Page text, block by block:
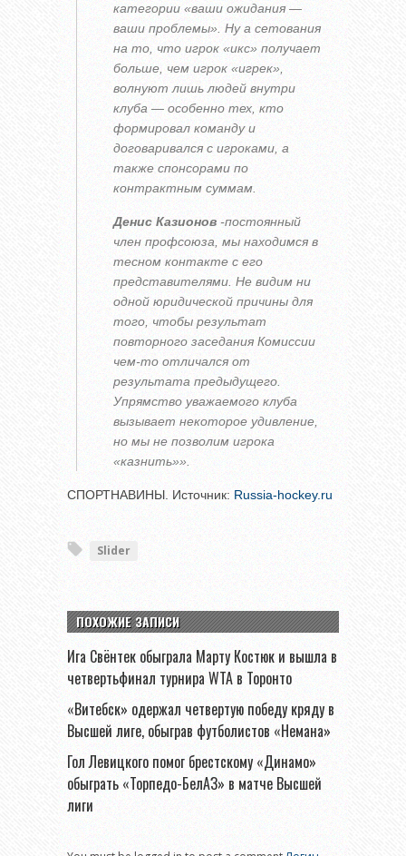
категории «ваши ожидания —
ваши проблемы». Ну а сетования
на то, что игрок «икс» получает
больше, чем игрок «игрек»,
волнуют лишь людей внутри
клуба — особенно тех, кто
формировал команду и
договаривался с игроками, а
также спонсорами по
контрактным суммам.
Денис Казионов -постоянный
член профсоюза, мы находимся в
тесном контакте с его
представителями. Не видим ни
одной юридической причины для
того, чтобы результат
повторного заседания Комиссии
чем-то отличался от
результата предыдущего.
Упрямство уважаемого клуба
вызывает некоторое удивление,
но мы не позволим игрока
«казнить»».
СПОРТНАВИНЫ. Источник: Russia-hockey.ru
Slider
ПОХОЖИЕ ЗАПИСИ
Ига Свёнтек обыграла Марту Костюк и вышла в
четвертьфинал турнира WTA в Торонто
«Витебск» одержал четвертую победу кряду в
Высшей лиге, обыграв футболистов «Немана»
Гол Левицкого помог брестскому «Динамо»
обыграть «Торпедо-БелАЗ» в матче Высшей
лиги